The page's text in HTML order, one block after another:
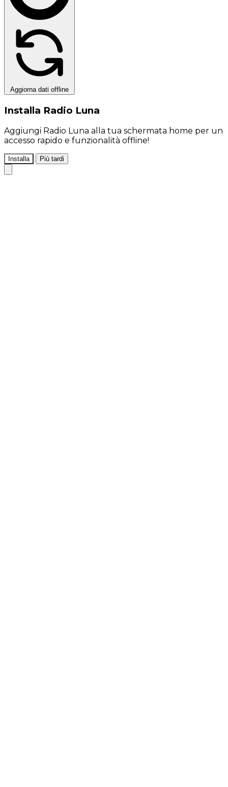
Aggiorna dati offline
Installa Radio Luna
Aggiungi Radio Luna alla tua schermata home per un
accesso rapido e funzionalità offline!
Installa Più tardi